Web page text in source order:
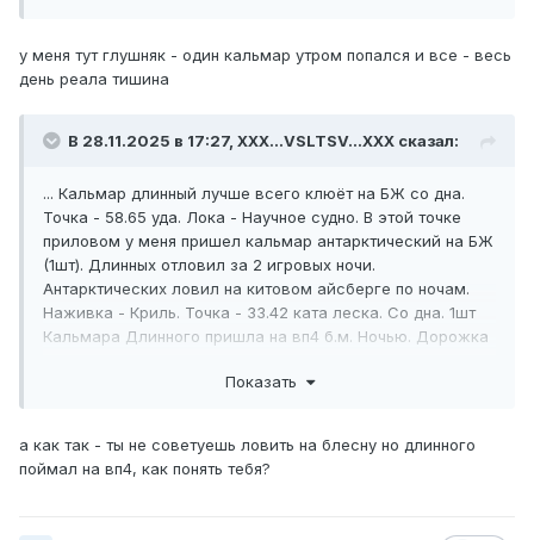
у меня тут глушняк - один кальмар утром попался и все - весь
день реала тишина
В 28.11.2025 в 17:27, XXX...VSLTSV...XXX сказал:
... Кальмар длинный лучше всего клюёт на БЖ со дна.
Точка - 58.65 уда. Лока - Научное судно. В этой точке
приловом у меня пришел кальмар антарктический на БЖ
(1шт). Длинных отловил за 2 игровых ночи.
Антарктических ловил на китовом айсберге по ночам.
Наживка - Криль. Точка - 33.42 ката леска. Со дна. 1шт
Кальмара Длинного пришла на вп4 б.м. Ночью. Дорожка
очень много и клёв на наживку сам по себе лучше будет
Показать
а как так - ты не советуешь ловить на блесну но длинного
поймал на вп4, как понять тебя?